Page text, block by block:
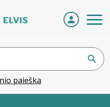
paieška